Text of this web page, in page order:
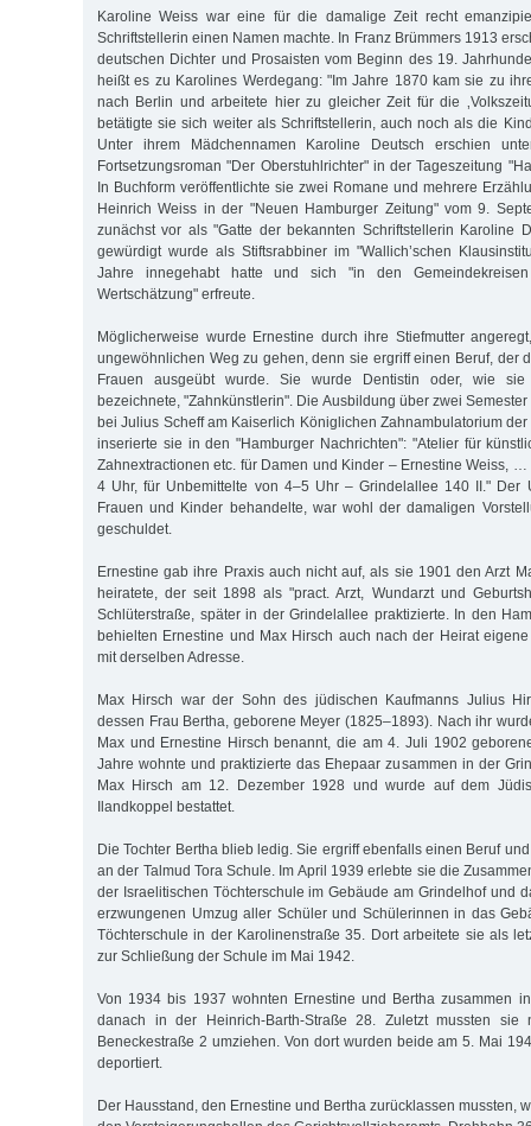
Karoline Weiss war eine für die damalige Zeit recht
Schriftstellerin einen Namen machte. In Franz Brümmers 1913
deutschen Dichter und Prosaisten vom Beginn des 19.
heißt es zu Karolines Werdegang: "Im Jahre 1870 kam sie zu
nach Berlin und arbeitete hier zu gleicher Zeit für die
betätigte sie sich weiter als Schriftstellerin, auch noch als die
Unter ihrem Mädchennamen Karoline Deutsch erschien
Fortsetzungsroman "Der Oberstuhlrichter" in der Tageszeitung
In Buchform veröffentlichte sie zwei Romane und mehrere
Heinrich Weiss in der "Neuen Hamburger Zeitung" vom 9.
zunächst vor als "Gatte der bekannten Schriftstellerin Karoline
gewürdigt wurde als Stiftsrabbiner im "Wallich’schen
Jahre innegehabt hatte und sich "in den
Wertschätzung" erfreute.
Möglicherweise wurde Ernestine durch ihre Stiefmutter
ungewöhnlichen Weg zu gehen, denn sie ergriff einen Beruf, der
Frauen ausgeübt wurde. Sie wurde Dentistin oder, wie
bezeichnete, "Zahnkünstlerin". Die Ausbildung über zwei
bei Julius Scheff am Kaiserlich Königlichen Zahnambulatorium
inserierte sie in den "Hamburger Nachrichten": "Atelier für
Zahnextractionen etc. für Damen und Kinder – Ernestine Weiss,
4 Uhr, für Unbemittelte von 4–5 Uhr – Grindelallee 140 II." Der
Frauen und Kinder behandelte, war wohl der damaligen
geschuldet.
Ernestine gab ihre Praxis auch nicht auf, als sie 1901 den Arzt
heiratete, der seit 1898 als "pract. Arzt, Wundarzt und
Schlüterstraße, später in der Grindelallee praktizierte. In den
behielten Ernestine und Max Hirsch auch nach der Heirat
mit derselben Adresse.
Max Hirsch war der Sohn des jüdischen Kaufmanns Julius
dessen Frau Bertha, geborene Meyer (1825–1893). Nach ihr
Max und Ernestine Hirsch benannt, die am 4. Juli 1902
Jahre wohnte und praktizierte das Ehepaar zusammen in der
Max Hirsch am 12. Dezember 1928 und wurde auf dem
Ilandkoppel bestattet.
Die Tochter Bertha blieb ledig. Sie ergriff ebenfalls einen Beruf
an der Talmud Tora Schule. Im April 1939 erlebte sie die
der Israelitischen Töchterschule im Gebäude am Grindelhof und
erzwungenen Umzug aller Schüler und Schülerinnen in das
Töchterschule in der Karolinenstraße 35. Dort arbeitete sie als
zur Schließung der Schule im Mai 1942.
Von 1934 bis 1937 wohnten Ernestine und Bertha zusammen
danach in der Heinrich-Barth-Straße 28. Zuletzt mussten sie
Beneckestraße 2 umziehen. Von dort wurden beide am 5. Mai
deportiert.
Der Hausstand, den Ernestine und Bertha zurücklassen mussten,